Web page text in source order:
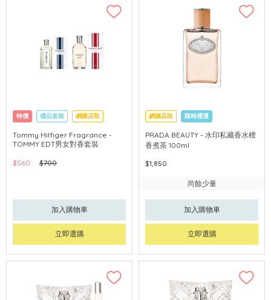
特價 禮品套裝 網購店取
Tommy Hilfiger Fragrance -
TOMMY EDT男女對香套裝
$560 $700
加入購物車
立即選購
網購店取 限時禮遇
PRADA BEAUTY - 水印私藏香水檀
香煮茶 100ml
$1,850
尚餘少量
加入購物車
立即選購